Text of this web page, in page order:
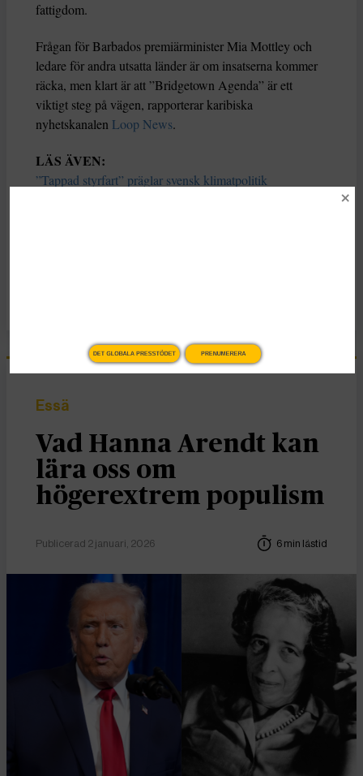
fattigdom.
Frågan för Barbados premiärminister Mia Mottley och
ledare för andra utsatta länder är om insatserna kommer
räcka, men klart är att ”Bridgetown Agenda” är ett
viktigt steg på vägen, rapporterar karibiska
nyhetskanalen Loop News.
LÄS ÄVEN:
”Tappad styrfart” präglar svensk klimatpolitik
Essä
Vad Hanna Arendt kan
lära oss om
högerextrem populism
Publicerad 2 januari, 2026 6 min lästid
DET GLOBALA PRESSTÖDET PRENUMERERA